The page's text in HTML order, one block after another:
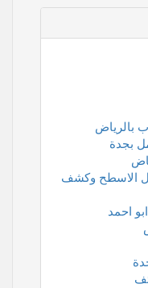
بالرياض
بجدة
الاسطح وكشف
احمد